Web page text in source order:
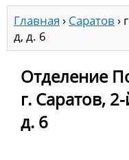
Главная › Саратов ›
д, д. 6
Отделение
г. Саратов,
д. 6